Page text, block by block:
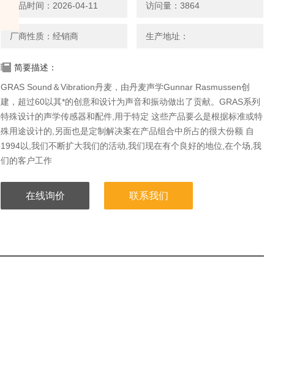
产品时间：2026-04-11 访问量：3864
厂商性质：经销商 生产地址：
简要描述：
GRAS Sound＆Vibration丹麦，由丹麦声学Gunnar Rasmussen创
建，超过60以其*的创意和设计为声音和振动做出了贡献。GRAS系列
特殊设计的声学传感器和配件,用于特定 这些产品要么是根据标准或特
殊用途设计的,另面也是定制解决案在产品组合中所占的很大份额 自
1994以,我们不断扩大我们的活动,我们现在有个良好的地位,在个场,我
们的客户工作
在线询价 联系我们